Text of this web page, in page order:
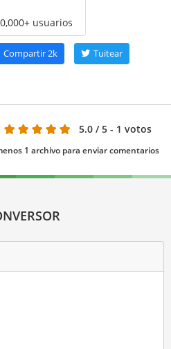
usuarios
Compartir2k Tuitear
5.0 / 5 - 1 votos
1 archivo para enviar comentarios